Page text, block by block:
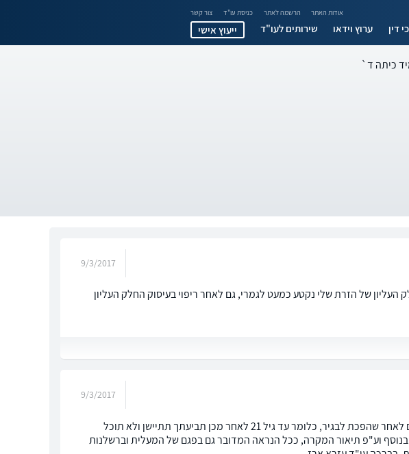
אודות האתר הרשמה לאתר כניסת עו"ד צור קשר
דין ערוץ וידאו שירותים לעו"ד ייעוץ אישי
כיתה ד`
9/3/2017
היד והחלק העליון של הזרת שלי נקטע כמעט לגמרי, גם לאחר ריפוי בעיסוק החלק העליון
9/3/2017
אבי שלום בהתאם לפוליסת התלמידים ניתן לתבוע עד 3 שנים לאחר שהפכת לבגיר, כלומר עד גיל 21 לאחר מכן תביעתך תתיישן ולא תוכל
וע"פ תיאור המקרה, ככל הנראה המדובר גם בפגם של המעלית וברשלנות